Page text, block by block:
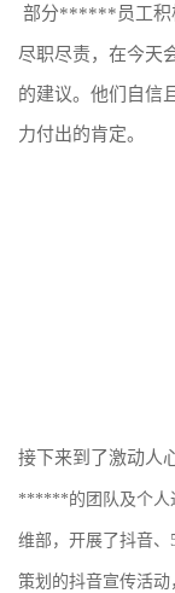
部分******员工积
尽职尽责，在今天
的建议。他们自信
力付出的肯定。
接下来到了激动人
******的团队及个人
维部，开展了抖音、
策划的抖音宣传活